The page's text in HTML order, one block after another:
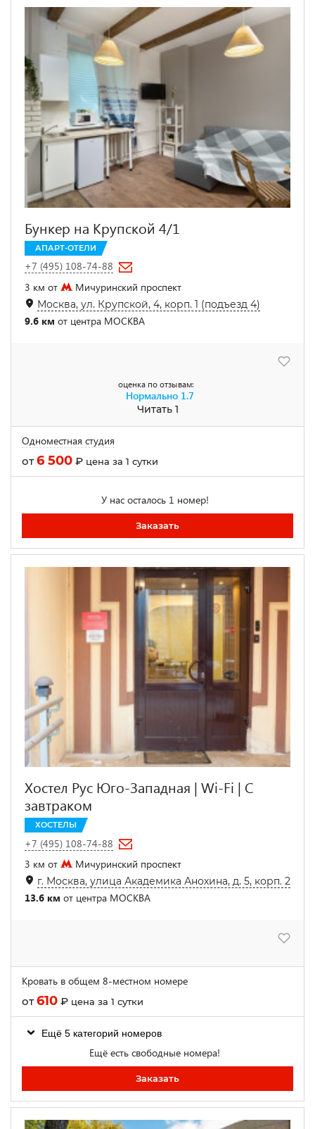
Бункер на Крупской 4/1
АПАРТ-ОТЕЛИ
+7 (495) 108-74-88
3 км от
Мичуринский проспект
Москва, ул. Крупской, 4, корп. 1 (подъезд 4)
9.6 км от центра МОСКВА
оценка по отзывам:
Нормально 1.7
Читать 1
Одноместная студия
от6 500 ₽ цена за 1 сутки
У нас осталось 1 номер!
Заказать
Хостел Рус Юго-Западная | Wi-Fi | С
завтраком
ХОСТЕЛЫ
+7 (495) 108-74-88
3 км от
Мичуринский проспект
г. Москва, улица Академика Анохина, д. 5, корп. 2
13.6 км от центра МОСКВА
Кровать в общем 8-местном номере
от610 ₽ цена за 1 сутки
Ещё 5 категорий номеров
Ещё есть свободные номера!
Заказать